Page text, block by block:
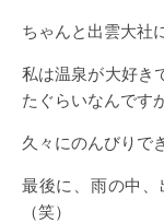
ちゃんと出雲大社
私は温泉が大好き
たぐらいなんです
久々にのんびりで
最後に、雨の中
（笑）